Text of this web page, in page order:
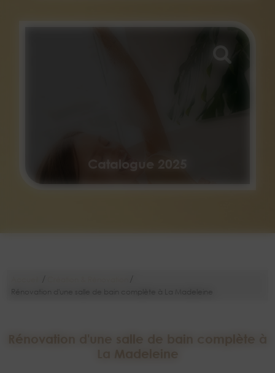
Catalogue 2025
Rénovation d'une salle de bain complète à La Madeleine
Rénovation d'une salle de bain complète à